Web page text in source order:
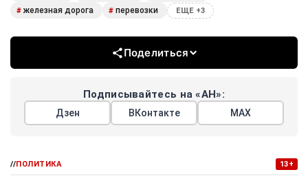
# железная дорога # перевозки ЕЩЕ +3
Поделиться
Подписывайтесь на «АН»:
Дзен ВКонтакте МАХ
//ПОЛИТИКА 13+